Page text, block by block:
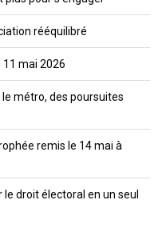
rééquilibré
11 mai 2026
métro, des poursuites
remis le 14 mai à
droit électoral en un seul